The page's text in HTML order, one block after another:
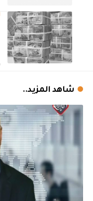
شاهد المزيد..